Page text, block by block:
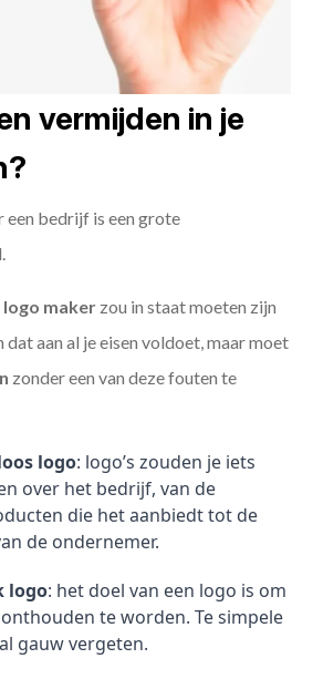
vermijden in je
een bedrijf is een grote
logo maker zou in staat moeten zijn
dat aan al je eisen voldoet, maar moet
zonder een van deze fouten te
logo: logo’s zouden je iets
over het bedrijf, van de
die het aanbiedt tot de
de ondernemer.
logo: het doel van een logo is om
te worden. Te simpele
gauw vergeten.